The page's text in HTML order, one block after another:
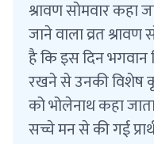
श्रावण सोमवार कहा
जाने वाला व्रत श्रावण
है कि इस दिन
रखने से उनकी विशेष
को भोलेनाथ कहा
सच्चे मन से की गई